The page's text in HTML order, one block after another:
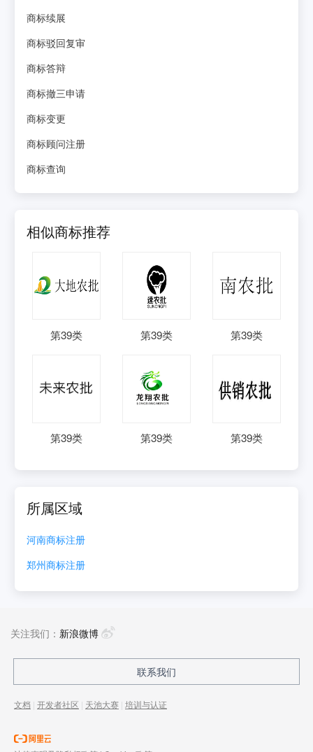
商标续展
商标驳回复审
商标答辩
商标撤三申请
商标变更
商标顾问注册
商标查询
相似商标推荐
第39类 第39类 第39类
第39类 第39类 第39类
所属区域
河南商标注册
郑州商标注册